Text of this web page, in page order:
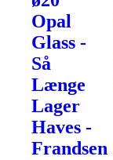
Opal
Glass -
Så
Længe
Lager
Haves -
Frandsen